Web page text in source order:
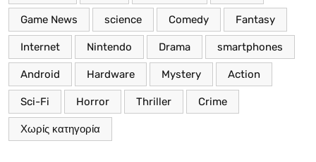
Game News science Comedy Fantasy
Internet Nintendo Drama smartphones
Android Hardware Mystery Action
Sci-Fi Horror Thriller Crime
Χωρίς κατηγορία